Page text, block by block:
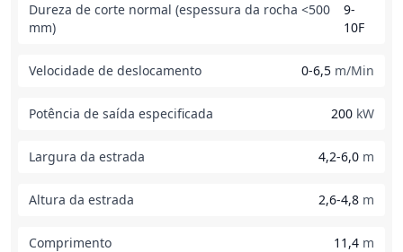
Dureza de corte normal (espessura da rocha <500
mm)
9-
10F
Velocidade de deslocamento 0-6,5 m/Min
Potência de saída especificada 200 kW
Largura da estrada 4,2-6,0 m
Altura da estrada 2,6-4,8 m
Comprimento 11,4 m